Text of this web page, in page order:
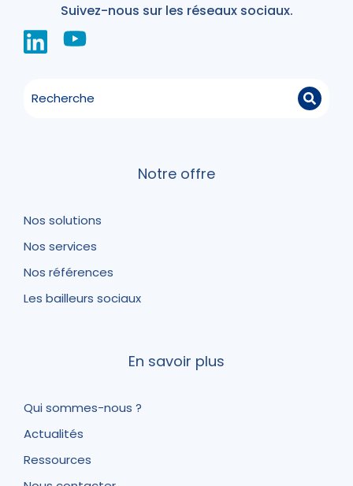
Suivez-nous sur les réseaux sociaux.
Notre offre
Nos solutions
Nos services
Nos références
Les bailleurs sociaux
En savoir plus
Qui sommes-nous ?
Actualités
Ressources